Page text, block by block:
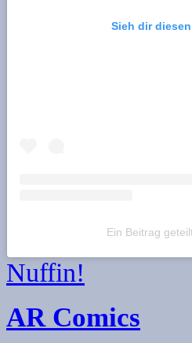
Sieh dir
Ein Beitrag
Nuffin!
AR Comics